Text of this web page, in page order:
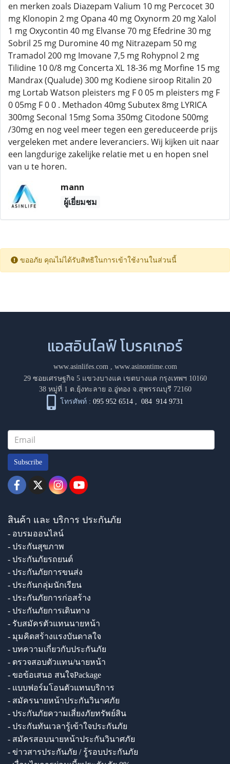
en merken zoals Diazepam Valium 10 mg Percocet 30
mg Klonopin 2 mg Opana 40 mg Oxynorm 20 mg Xalol
1 mg Oxycontin 40 mg Elvanse 70 mg Efedrine 30 mg
Sobril 25 mg Duromine 40 mg Nitrazepam 50 mg
Tramadol 200 mg Imovane 7,5 mg Rohypnol 2 mg
Tilidine 10 0/8 mg Concerta XL 18-36 mg Morfine 15 mg
Mandrax (Qualude) 300 mg Kodiene siroop Ritalin 20
mg Lortab Watson pleisters mg F 0 05 m pleisters mg F
0 05mg F 0 0 . Methadon 40mg Subutex 8mg LYRICA
300mg Seconal 15mg Soma 350mg Citodone 500mg
/30mg en nog veel meer tegen een gereduceerde prijs
vergeleken met andere leveranciers. Wij kijken uit naar
een langdurige zakelijke relatie met u en hopen snel
van u te horen.
mann
ผู้เยี่ยมชม
ขออภัย คุณไม่ได้รับสิทธิในการเข้าใช้งานในส่วนนี้
แอสอินไลฟ์ โบรคเกอร์
www.asinlifes.com, www.asinontime.com
29 ซอยเศรษฐกิจ 5 แขวงบางแค เขตบางแค กรุงเทพฯ 10160
38 หมู่ที่ 1 ต.ยุ้งทะลาย อ.อู่ทอง จ.สุพรรณบุรี 72160
โทรศัพท์ : 095 952 6514 ,084 914 9731
Subscribe
สินค้า และ บริการ ประกันภัย
- อบรมออนไลน์
- ประกันสุขภาพ
- ประกันภัยรถยนต์
- ประกันภัยการขนส่ง
- ประกันกลุ่มนักเรียน
- ประกันภัยการก่อสร้าง
- ประกันภัยการเดินทาง
- รับสมัครตัวแทนนายหน้า
- มุมคิดสร้างแรงบันดาลใจ
- บทความเกี่ยวกับประกันภัย
- ตรวจสอบตัวแทน/นายหน้า
- ขอข้อเสนอ สนใจPackage
- แบบฟอร์มโอนตัวแทนบริการ
- สมัครนายหน้าประกันวินาศภัย
- ประกันภัยความเสี่ยงภัยทรัพย์สิน
- ประกันทันเวลารู้เข้าใจประกันภัย
- สมัครสอบนายหน้าประกันวินาศภัย
- ข่าวสารประกันภัย / รู้รอบประกันภัย